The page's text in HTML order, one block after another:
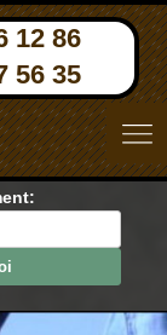
12 86
56 35